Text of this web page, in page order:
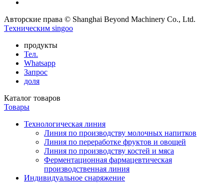
Авторские права © Shanghai Beyond Machinery Co., Ltd.
Tехническим singoo
продукты
Тел.
Whatsapp
Запрос
доля
Каталог товаров
Товары
Технологическая линия
Линия по производству молочных напитков
Линия по переработке фруктов и овощей
Линия по производству костей и мяса
Ферментационная фармацевтическая
производственная линия
Индивидуальное снаряжение